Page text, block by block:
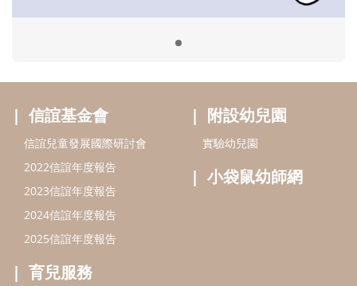
2024信誼年度報告
好孕袋
分齡育兒電子報
線上教養諮詢
出版服務
信誼基金出版社
閱讀推廣